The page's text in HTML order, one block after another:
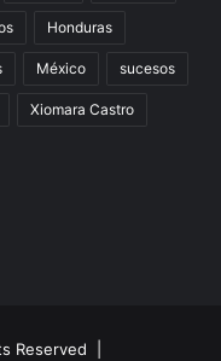
Honduras
México sucesos
Xiomara Castro
Reserved |